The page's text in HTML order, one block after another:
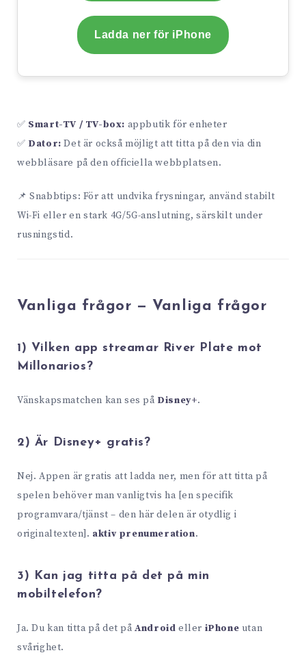
Ladda ner för iPhone
✅ Smart-TV / TV-box: appbutik för enheter
✅ Dator: Det är också möjligt att titta på den via din
webbläsare på den officiella webbplatsen.
📌 Snabbtips: För att undvika frysningar, använd stabilt
Wi-Fi eller en stark 4G/5G-anslutning, särskilt under
rusningstid.
Vanliga frågor — Vanliga frågor
1) Vilken app streamar River Plate mot
Millonarios?
Vänskapsmatchen kan ses på Disney+.
2) Är Disney+ gratis?
Nej. Appen är gratis att ladda ner, men för att titta på
spelen behöver man vanligtvis ha [en specifik
programvara/tjänst – den här delen är otydlig i
originaltexten]. aktiv prenumeration.
3) Kan jag titta på det på min
mobiltelefon?
Ja. Du kan titta på det påAndroid eller iPhone utan
svårighet.